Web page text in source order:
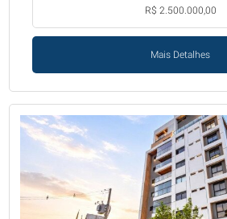
R$ 2.500.000,00
Mais Detalhes